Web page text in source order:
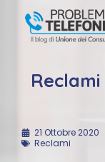
contenuto
21 Ottobre 2020
Reclami